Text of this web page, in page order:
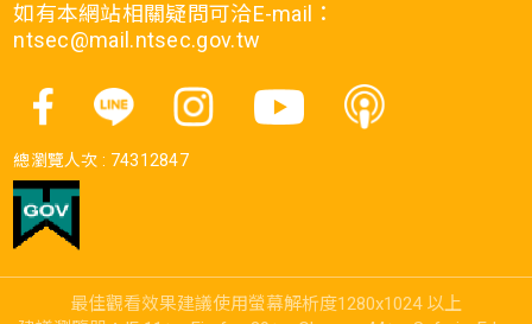
如有本網站相關疑問可洽E-mail：
ntsec@mail.ntsec.gov.tw
總瀏覽人次 : 74312847
最佳觀看效果建議使用螢幕解析度1280x1024 以上